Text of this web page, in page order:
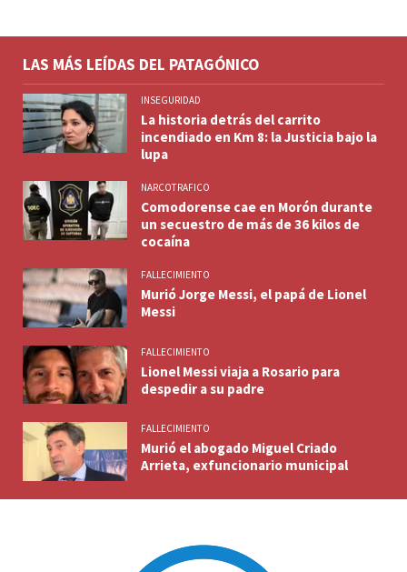
LAS MÁS LEÍDAS DEL PATAGÓNICO
INSEGURIDAD
La historia detrás del carrito
incendiado en Km 8: la Justicia bajo la
lupa
NARCOTRAFICO
Comodorense cae en Morón durante
un secuestro de más de 36 kilos de
cocaína
FALLECIMIENTO
Murió Jorge Messi, el papá de Lionel
Messi
FALLECIMIENTO
Lionel Messi viaja a Rosario para
despedir a su padre
FALLECIMIENTO
Murió el abogado Miguel Criado
Arrieta, exfuncionario municipal